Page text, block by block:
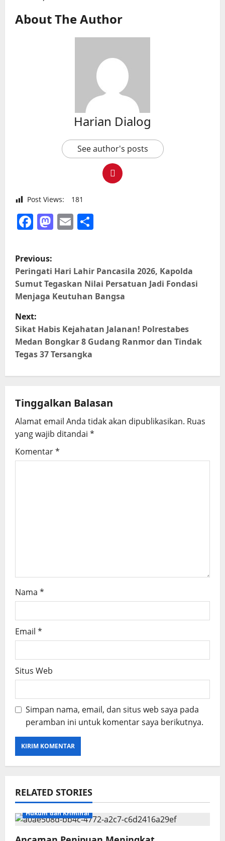
About The Author
Harian Dialog
See author's posts
Post Views: 181
Facebook
Mastodon
Email
P
o
s
t
n
a
v
i
g
a
t
Previous:
Peringati Hari Lahir Pancasila 2026, Kapolda
Sumut Tegaskan Nilai Persatuan Jadi Fondasi
Menjaga Keutuhan Bangsa
Next:
Sikat Habis Kejahatan Jalanan! Polrestabes
Medan Bongkar 8 Gudang Ranmor dan Tindak
Tegas 37 Tersangka
Tinggalkan Balasan
Alamat email Anda tidak akan dipublikasikan. Ruas
yang wajib ditandai *
Komentar*
Nama *
Email *
Situs Web
Simpan nama, email, dan situs web saya pada
peramban ini untuk komentar saya berikutnya.
RELATED STORIES
Hukum dan Kriminal